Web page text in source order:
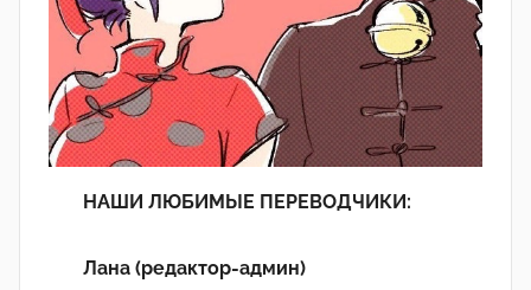
НАШИ ЛЮБИМЫЕ ПЕРЕВОДЧИКИ:
Лана (редактор-админ)